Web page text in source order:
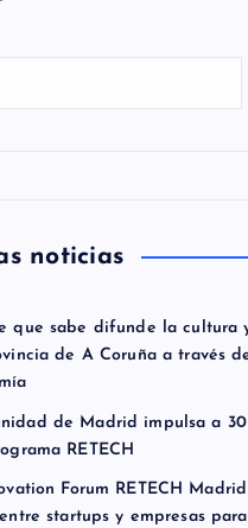
noticias
que sabe difunde la cultura
de A Coruña a través
de Madrid impulsa a 30
RETECH
Forum RETECH
startups y empresas